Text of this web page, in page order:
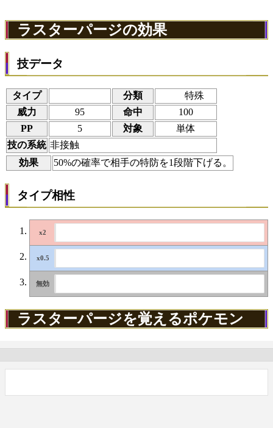
ラスターパージの効果
技データ
タイプ 分類
特殊
威力
95 命中
100
PP
5 対象
単体
技の系統 非接触
効果
50%の確率で相手の特防を1段階下げる。
タイプ相性
ラスターパージを覚えるポケモン